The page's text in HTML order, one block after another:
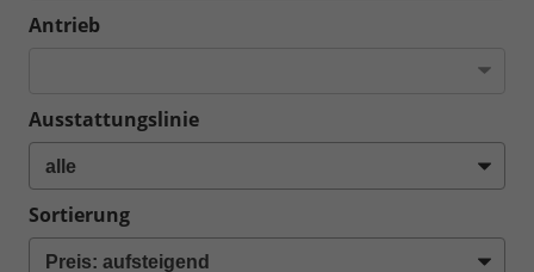
Antrieb
Ausstattungslinie
Sortierung